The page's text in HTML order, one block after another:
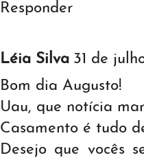
Responder
Léia Silva 31 de
Bom dia Augusto!
Uau, que notícia
Casamento é tudo
Desejo que vocês